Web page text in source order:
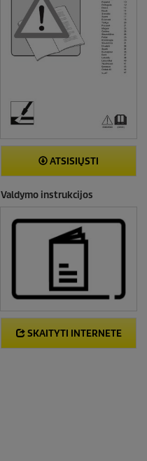
ATSISIŲSTI
Valdymo instrukcijos
SKAITYTI INTERNETE